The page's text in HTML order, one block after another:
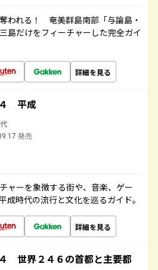
われる！ 奄美群島南部「与論島・
島だけをフィーチャーした完全ガイ
詳細を見る
平成
発売
ャーを象徴する街や、音楽、ゲー
成時代の流行と文化を巡るガイド。
詳細を見る
世界２４６の首都と主要都